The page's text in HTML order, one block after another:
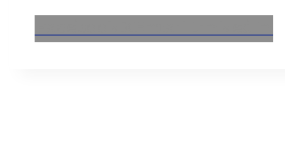
FacebookXEmailLinkedIn